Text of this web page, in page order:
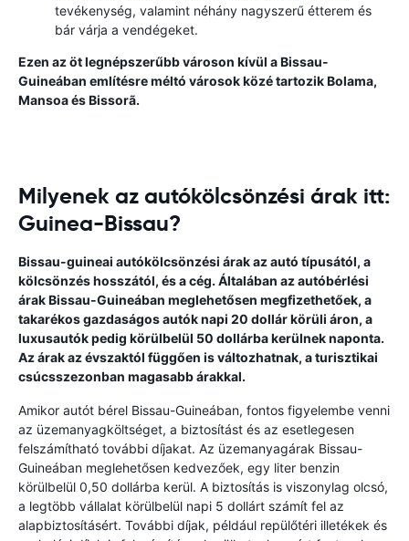
tevékenység, valamint néhány nagyszerű étterem és
bár várja a vendégeket.
Ezen az öt legnépszerűbb városon kívül a Bissau-
Guineában említésre méltó városok közé tartozik Bolama,
Mansoa és Bissorã.
Milyenek az autókölcsönzési árak itt:
Guinea-Bissau?
Bissau-guineai autókölcsönzési árak az autó típusától, a
kölcsönzés hosszától, és a cég. Általában az autóbérlési
árak Bissau-Guineában meglehetősen megfizethetőek, a
takarékos gazdaságos autók napi 20 dollár körüli áron, a
luxusautók pedig körülbelül 50 dollárba kerülnek naponta.
Az árak az évszaktól függően is változhatnak, a turisztikai
csúcsszezonban magasabb árakkal.
Amikor autót bérel Bissau-Guineában, fontos figyelembe venni
az üzemanyagköltséget, a biztosítást és az esetlegesen
felszámítható további díjakat. Az üzemanyagárak Bissau-
Guineában meglehetősen kedvezőek, egy liter benzin
körülbelül 0,50 dollárba kerül. A biztosítás is viszonylag olcsó,
a legtöbb vállalat körülbelül napi 5 dollárt számít fel az
alapbiztosításért. További díjak, például repülőtéri illetékek és